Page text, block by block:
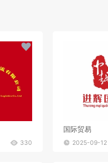
330
国际贸易
2025-09-12